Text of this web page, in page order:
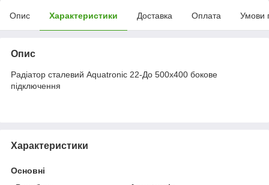
Опис Характеристики Доставка Оплата Умови
Опис
Радіатор сталевий Aquatronic 22-До 500х400 бокове
підключення
Характеристики
Основні